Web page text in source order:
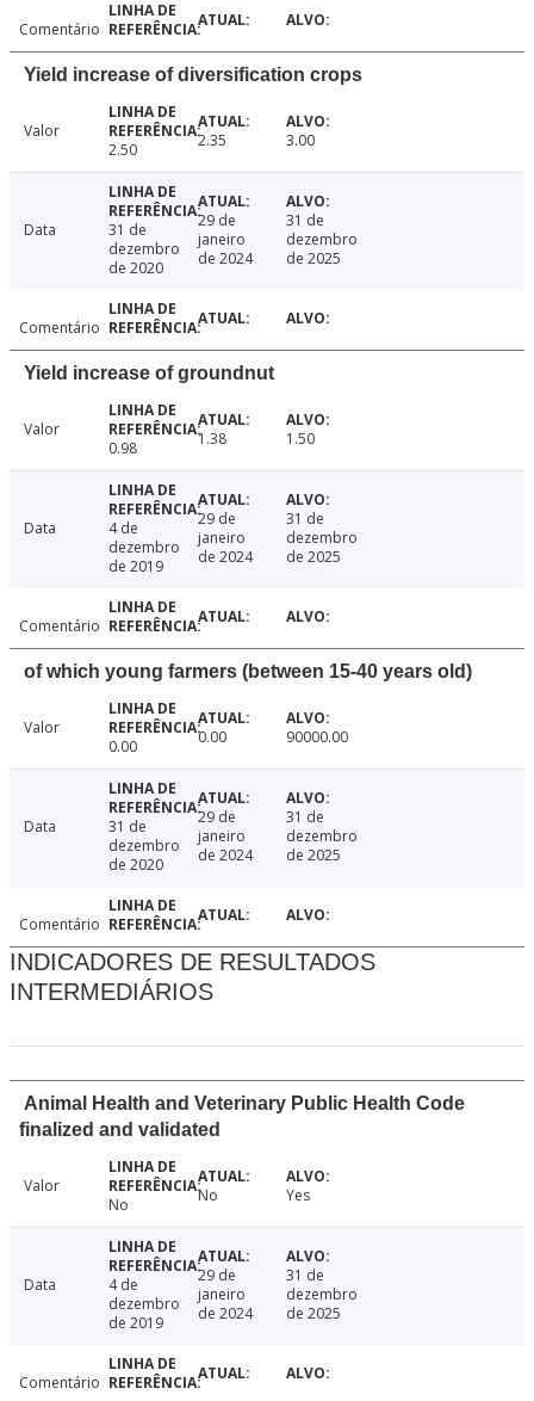
Comentário
Yield increase of diversification crops
Valor
2.50
2.35 3.00
Data
31 de
dezembro
de 2020
29 de
janeiro
de 2024
31 de
dezembro
de 2025
Comentário
Yield increase of groundnut
Valor
0.98
1.38 1.50
Data
4 de
dezembro
de 2019
29 de
janeiro
de 2024
31 de
dezembro
de 2025
Comentário
of which young farmers (between 15-40 years old)
Valor
0.00
0.00 90000.00
Data
31 de
dezembro
de 2020
29 de
janeiro
de 2024
31 de
dezembro
de 2025
Comentário
INDICADORES DE RESULTADOS
INTERMEDIÁRIOS
Animal Health and Veterinary Public Health Code
finalized and validated
Valor
No
No Yes
Data
4 de
dezembro
de 2019
29 de
janeiro
de 2024
31 de
dezembro
de 2025
Comentário